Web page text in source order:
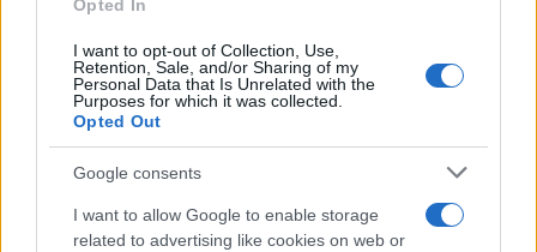
Opted In
I want to opt-out of Collection, Use,
Retention, Sale, and/or Sharing of my
Personal Data that Is Unrelated with the
Purposes for which it was collected.
Opted Out
Google consents
I want to allow Google to enable storage
related to advertising like cookies on web or
Več iz kraja Slovenija